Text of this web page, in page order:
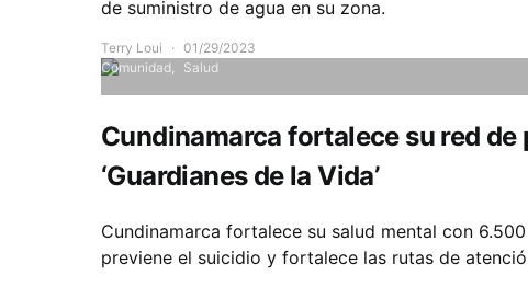
de suministro de agua en su zona.
Terry Loui
01/29/2023
Comunidad
Salud
Cundinamarca fortalece su red
‘Guardianes de la Vida’
Cundinamarca fortalece su salud mental con
previene el suicidio y fortalece las rutas de